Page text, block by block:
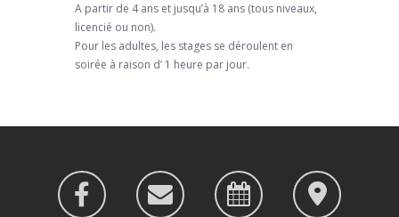
A partir de 4 ans et jusqu’à 18 ans (tous niveaux,
licencié ou non).
Pour les adultes, les stages se déroulent en
soirée à raison d’ 1 heure par jour.